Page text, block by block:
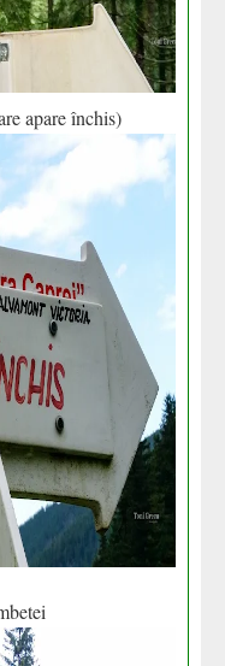
apare închis)